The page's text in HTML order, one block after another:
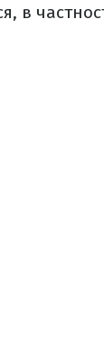
в